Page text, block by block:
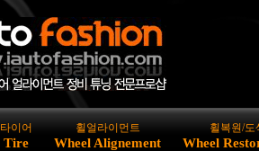
타이어
Tire
휠얼라이먼트
Wheel Alignement
휠복원/도
Wheel